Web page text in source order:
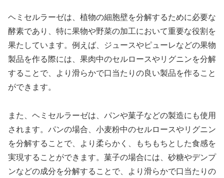
ヘミセルラーゼは、植物の細胞壁を分解するために必要な
酵素であり、特に果物や野菜の加工において重要な役割を
果たしています。例えば、ジュースやピューレなどの果物
製品を作る際には、果肉中のセルロースやリグニンを分解
することで、より滑らかで口当たりの良い製品を作ること
ができます。
また、ヘミセルラーゼは、パンや菓子などの製造にも使用
されます。パンの場合、小麦粉中のセルロースやリグニン
を分解することで、より柔らかく、もちもちとした食感を
実現することができます。菓子の場合には、砂糖やデンプ
ンなどの成分を分解することで、より滑らかで口当たりの